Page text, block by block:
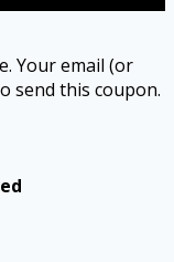
Your email (or
send this coupon.